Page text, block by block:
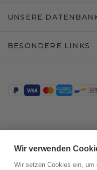
UNSERE
BESONDERE LINKS
Wir verwenden
Wir setzen Cookies ein, um